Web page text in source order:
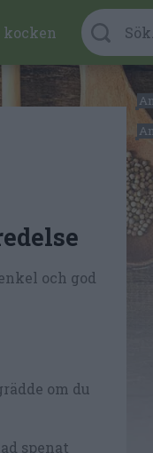
kocken
och god
om du
spenat